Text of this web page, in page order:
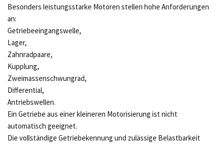
Besonders leistungsstarke Motoren stellen hohe Anforderungen
an:
Getriebeeingangswelle,
Lager,
Zahnradpaare,
Kupplung,
Zweimassenschwungrad,
Differential,
Antriebswellen.
Ein Getriebe aus einer kleineren Motorisierung ist nicht
automatisch geeignet.
Die vollständige Getriebekennung und zulässige Belastbarkeit